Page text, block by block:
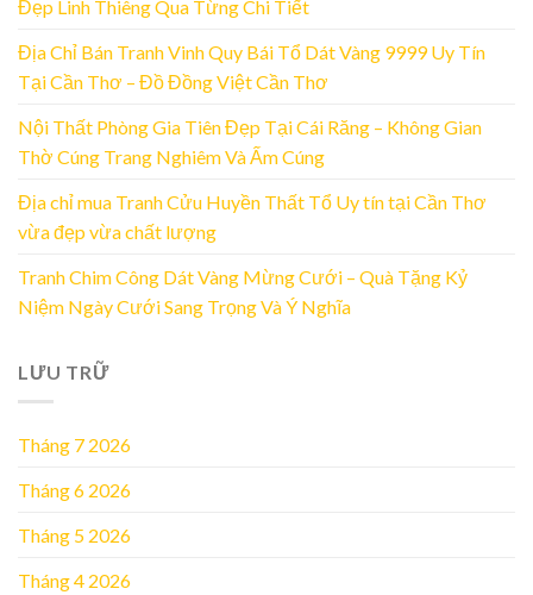
Đẹp Linh Thiêng Qua Từng Chi Tiết
Địa Chỉ Bán Tranh Vinh Quy Bái Tổ Dát Vàng 9999 Uy Tín
Tại Cần Thơ – Đồ Đồng Việt Cần Thơ
Nội Thất Phòng Gia Tiên Đẹp Tại Cái Răng – Không Gian
Thờ Cúng Trang Nghiêm Và Ấm Cúng
Địa chỉ mua Tranh Cửu Huyền Thất Tổ Uy tín tại Cần Thơ
vừa đẹp vừa chất lượng
Tranh Chim Công Dát Vàng Mừng Cưới – Quà Tặng Kỷ
Niệm Ngày Cưới Sang Trọng Và Ý Nghĩa
LƯU TRỮ
Tháng 7 2026
Tháng 6 2026
Tháng 5 2026
Tháng 4 2026